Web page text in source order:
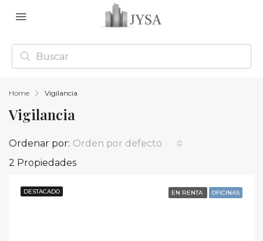
Home Vigilancia
Vigilancia
2 Propiedades
Ordenar por: Orden por defecto
DESTACADO EN RENTA OFICINAS